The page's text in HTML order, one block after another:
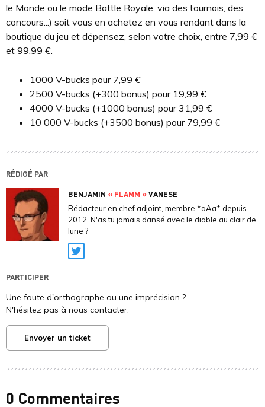
le Monde ou le mode Battle Royale, via des tournois, des
concours...) soit vous en achetez en vous rendant dans la
boutique du jeu et dépensez, selon votre choix, entre 7,99 €
et 99,99 €.
1000 V-bucks pour 7,99 €
2500 V-bucks (+300 bonus) pour 19,99 €
4000 V-bucks (+1000 bonus) pour 31,99 €
10 000 V-bucks (+3500 bonus) pour 79,99 €
RÉDIGÉ PAR
BENJAMIN « FLAMM »VANESE
Rédacteur en chef adjoint, membre *aAa* depuis
2012. N'as tu jamais dansé avec le diable au clair de
lune ?
Twitter
PARTICIPER
Une faute d'orthographe ou une imprécision ?
N'hésitez pas à nous contacter.
Envoyer un ticket
0 Commentaires